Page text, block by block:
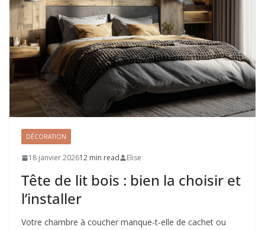
DÉCORATION
18 janvier 202612 min read Elise
Tête de lit bois : bien la choisir et
l’installer
Votre chambre à coucher manque-t-elle de cachet ou